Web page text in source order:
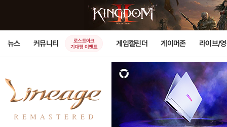
뉴스 커뮤니티
로스트아크
기대평 이벤트
게임캘린더 게이머존 라이브/